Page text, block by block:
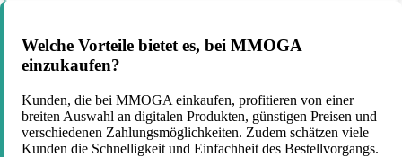
Welche Vorteile bietet es, bei MMOGA
einzukaufen?
Kunden, die bei MMOGA einkaufen, profitieren von einer
breiten Auswahl an digitalen Produkten, günstigen Preisen und
verschiedenen Zahlungsmöglichkeiten. Zudem schätzen viele
Kunden die Schnelligkeit und Einfachheit des Bestellvorgangs.